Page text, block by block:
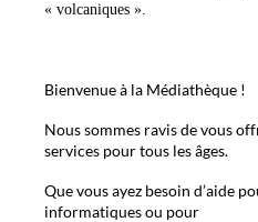
« volcaniques ».
Bienvenue à la Médiathèque !
Nous sommes ravis de vous
services pour tous les âges.
Que vous ayez besoin d’aide
informatiques ou pour